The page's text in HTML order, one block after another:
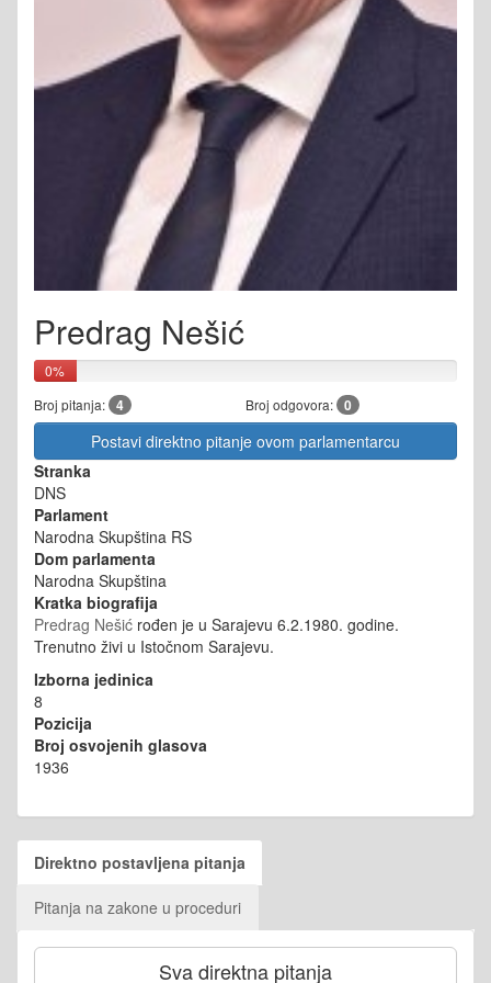
Predrag Nešić
0%
Broj pitanja: 4 Broj odgovora: 0
Postavi direktno pitanje ovom parlamentarcu
Stranka
DNS
Parlament
Narodna Skupština RS
Dom parlamenta
Narodna Skupština
Kratka biografija
Predrag Nešić rođen je u Sarajevu 6.2.1980. godine.
Trenutno živi u Istočnom Sarajevu.
Izborna jedinica
8
Pozicija
Broj osvojenih glasova
1936
Direktno postavljena pitanja
Pitanja na zakone u proceduri
Sva direktna pitanja